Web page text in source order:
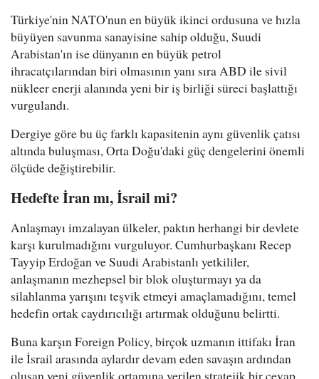
Türkiye'nin NATO'nun en büyük ikinci ordusuna ve hızla
büyüyen savunma sanayisine sahip olduğu, Suudi
Arabistan'ın ise dünyanın en büyük petrol
ihracatçılarından biri olmasının yanı sıra ABD ile sivil
nükleer enerji alanında yeni bir iş birliği süreci başlattığı
vurgulandı.
Dergiye göre bu üç farklı kapasitenin aynı güvenlik çatısı
altında buluşması, Orta Doğu'daki güç dengelerini önemli
ölçüde değiştirebilir.
Hedefte İran mı, İsrail mi?
Anlaşmayı imzalayan ülkeler, paktın herhangi bir devlete
karşı kurulmadığını vurguluyor. Cumhurbaşkanı Recep
Tayyip Erdoğan ve Suudi Arabistanlı yetkililer,
anlaşmanın mezhepsel bir blok oluşturmayı ya da
silahlanma yarışını teşvik etmeyi amaçlamadığını, temel
hedefin ortak caydırıcılığı artırmak olduğunu belirtti.
Buna karşın Foreign Policy, birçok uzmanın ittifakı İran
ile İsrail arasında aylardır devam eden savaşın ardından
oluşan yeni güvenlik ortamına verilen stratejik bir cevap